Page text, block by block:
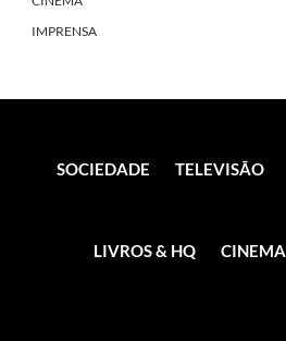
IMPRENSA
SOCIEDADE TELEVISÃO
LIVROS & HQ CINEMA